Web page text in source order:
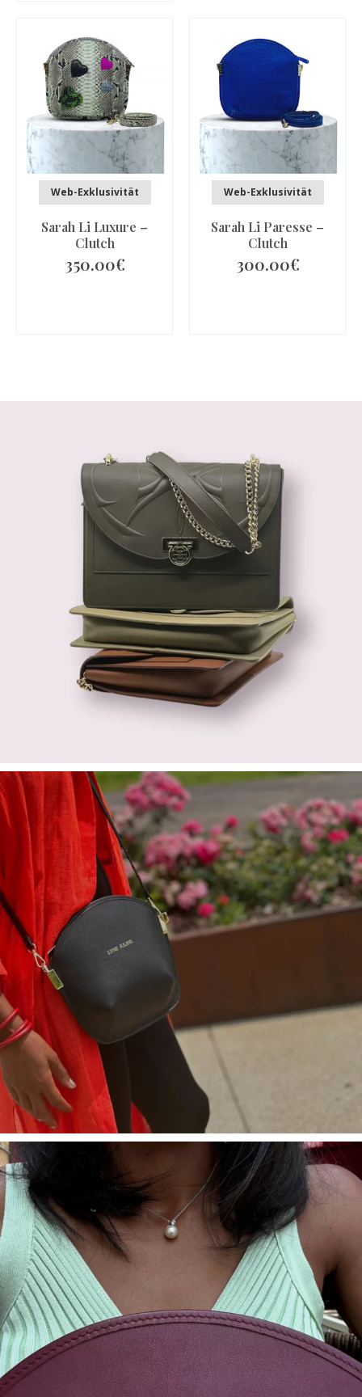
Web-Exklusivität
Sarah Li Luxure –
Clutch
350.00€
Web-Exklusivität
Sarah Li Paresse –
Clutch
300.00€